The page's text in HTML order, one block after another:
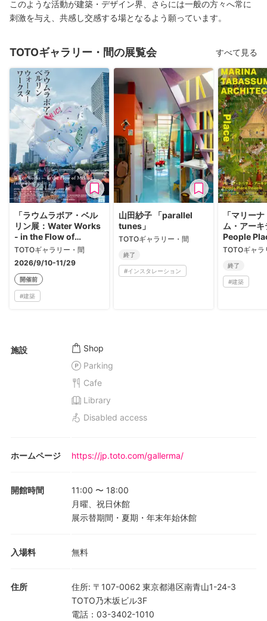
このような活動が建築・デザイン界、さらには一般の方々へ常に
刺激を与え、共感し交感する場となるよう願っています。
TOTOギャラリー・間の展覧会 すべて見る
「ラウムラボア・ベル
リン展：Water Works
- in the Flow of
Making」
TOTOギャラリー・間
2026/9/10-11/29
開催前
#建築
山田紗子 「parallel
tunes」
TOTOギャラリー・間
終了
#インスタレーション
「マリー
ム・アー
People
Poiesis」
TOTOギャラ
終了
#建築
施設
Shop
Parking
Cafe
Library
Disabled access
ホームページ https://jp.toto.com/gallerma/
開館時間 11:00 〜 18:00
月曜、祝日休館
展示替期間・夏期・年末年始休館
入場料 無料
住所 住所: 〒107-0062 東京都港区南青山1-24-3
TOTO乃木坂ビル3F
電話 ： 03-3402-1010